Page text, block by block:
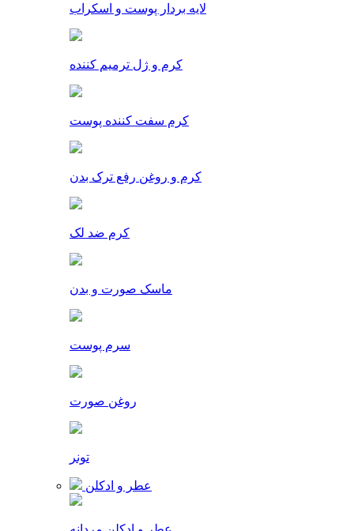
لایه بردار پوست و اسکراب
کرم و ژل ترمیم کننده
کرم سفت کننده پوست
کرم و روغن رفع ترک بدن
کرم ضد لک
ماسک صورت و بدن
سرم پوست
روغن صورت
تونر
عطر و ادکلن